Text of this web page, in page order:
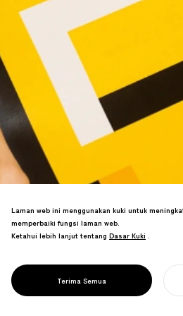
PELEKAT
LIFECOIN
Laman web ini menggunakan kuki untuk
memperbaiki fungsi laman web.
Ketahui lebih lanjut tentang Dasar Kuki
Dasar Kuki .
Terima Semua